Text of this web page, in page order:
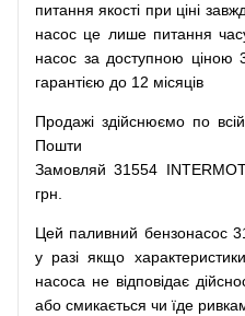
питання якості при ціні
насос це лише питання
насос за доступною ціною
гарантією до 12 місяців
Продажі здійснюємо по всій
Пошти
Замовляй 31554
грн.
Цей паливний бензонасос
у разі якщо характеристики
насоса не відповідає
або смикається чи їде